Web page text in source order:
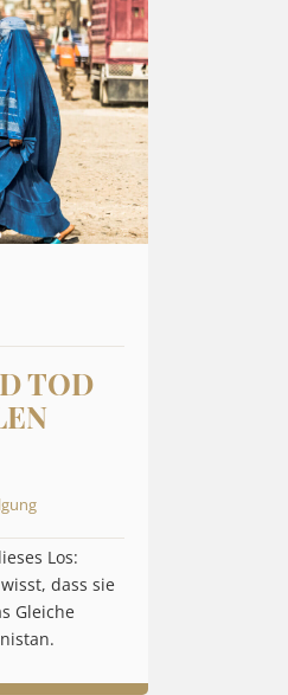
TOD
Los:
dass sie
Gleiche